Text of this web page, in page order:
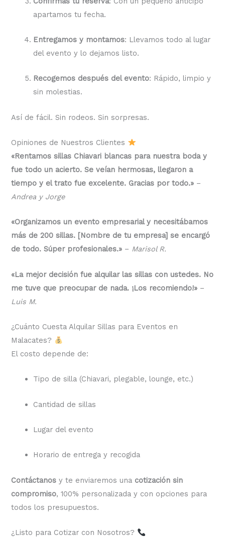
apartamos tu fecha.
Entregamos y montamos: Llevamos todo al lugar
del evento y lo dejamos listo.
Recogemos después del evento: Rápido, limpio y
sin molestias.
Así de fácil. Sin rodeos. Sin sorpresas.
Opiniones de Nuestros Clientes
«Rentamos sillas Chiavari blancas para nuestra boda y
fue todo un acierto. Se veían hermosas, llegaron a
tiempo y el trato fue excelente. Gracias por todo.» –
Andrea y Jorge
«Organizamos un evento empresarial y necesitábamos
más de 200 sillas. [Nombre de tu empresa] se encargó
de todo. Súper profesionales.» – Marisol R.
«La mejor decisión fue alquilar las sillas con ustedes. No
me tuve que preocupar de nada. ¡Los recomiendo!» –
Luis M.
¿Cuánto Cuesta Alquilar Sillas para Eventos en
Malacates?
El costo depende de:
Tipo de silla (Chiavari, plegable, lounge, etc.)
Cantidad de sillas
Lugar del evento
Horario de entrega y recogida
Contáctanos y te enviaremos una cotización sin
compromiso, 100% personalizada y con opciones para
todos los presupuestos.
¿Listo para Cotizar con Nosotros?